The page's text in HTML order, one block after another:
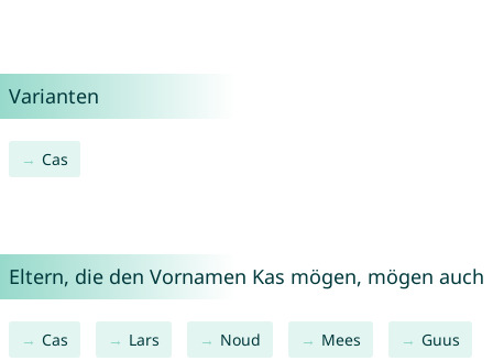
Varianten
Cas
Eltern, die den Vornamen Kas mögen, mögen auch
Cas Lars Noud Mees Guus